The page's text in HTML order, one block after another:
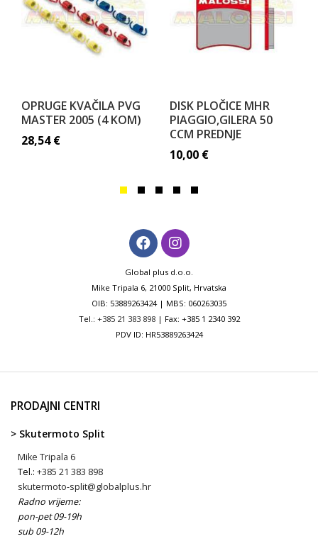
OPRUGE KVAČILA PVG
MASTER 2005 (4 KOM)
28,54€
DISK PLOČICE MHR
PIAGGIO,GILERA 50
CCM PREDNJE
10,00 €
Global plus d.o.o.
Mike Tripala 6, 21000 Split, Hrvatska
OIB: 53889263424 | MBS: 060263035
Tel.: +385 21 383 898| Fax: +385 1 2340 392
PDV ID: HR53889263424
PRODAJNI CENTRI
> Skutermoto Split
Mike Tripala 6
Tel.: +385 21 383 898
skutermoto-split@globalplus.hr
Radno vrijeme:
pon-pet 09-19h
sub 09-12h